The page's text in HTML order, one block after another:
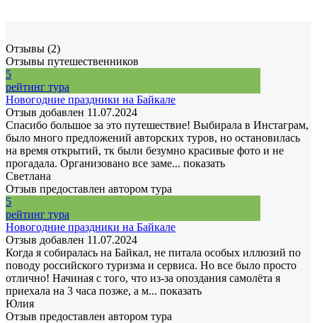
Отзывы (2)
Отзывы путешественников
5
рейтинг тура
Новогодние праздники на Байкале
Отзыв добавлен 11.07.2024
Спасибо большое за это путешествие! Выбирала в Инстаграм,
было много предложений авторских туров, но остановилась
на время открытий, тк были безумно красивые фото и не
прогадала. Организовано все заме... показать
Светлана
Отзыв предоставлен автором тура
5
рейтинг тура
Новогодние праздники на Байкале
Отзыв добавлен 11.07.2024
Когда я собиралась на Байкал, не питала особых иллюзий по
поводу российского туризма и сервиса. Но все было просто
отлично! Начиная с того, что из-за опоздания самолёта я
приехала на 3 часа позже, а м... показать
Юлия
Отзыв предоставлен автором тура